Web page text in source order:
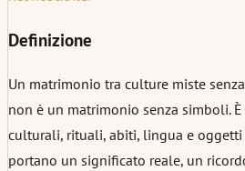
Definizione
Un matrimonio tra culture miste
non è un matrimonio senza simboli.
culturali, rituali, abiti, lingua e
portano un significato reale, un